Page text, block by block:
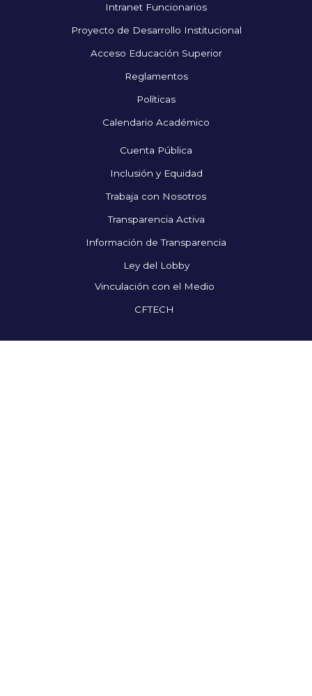
Intranet Funcionarios
Proyecto de Desarrollo Institucional
Acceso Educación Superior
Reglamentos
Políticas
Calendario Académico
Cuenta Pública
Inclusión y Equidad
Trabaja con Nosotros
Transparencia Activa
Información de Transparencia
Ley del Lobby
Vinculación con el Medio
CFTECH